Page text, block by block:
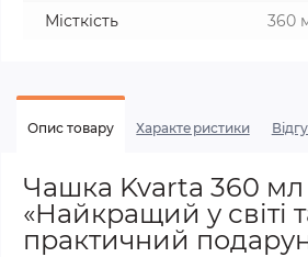
Місткість
360
Опис товару Характеристики
Чашка Kvarta 360 мл
«Найкращий у світі
практичний